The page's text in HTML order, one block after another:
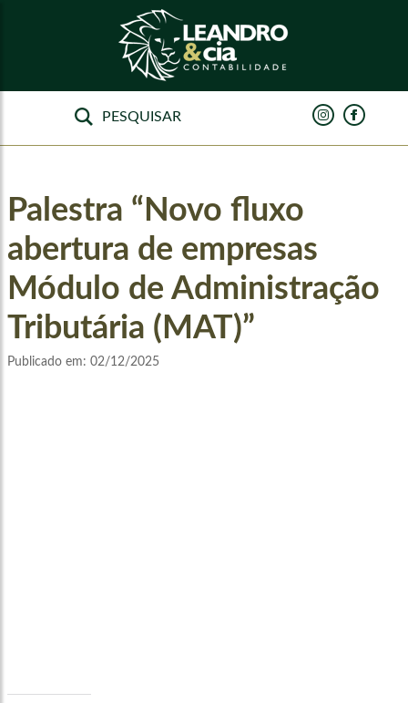
Palestra “Novo fluxo
abertura de empresas
Módulo de Administração
Tributária (MAT)”
Publicado em: 02/12/2025